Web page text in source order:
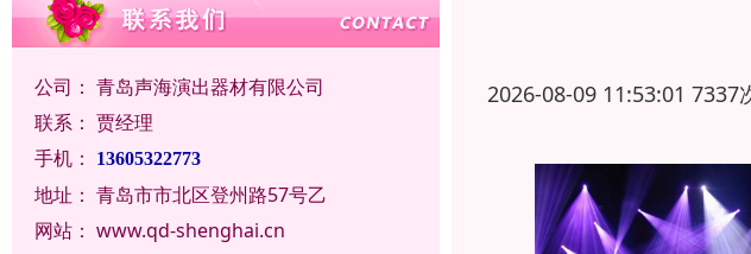
公司： 青岛声海演出器材有限公司
联系： 贾经理
手机：
13605322773
地址： 青岛市市北区登州路57号乙
网站： www.qd-shenghai.cn
2026-08-09 11:53:01 7337